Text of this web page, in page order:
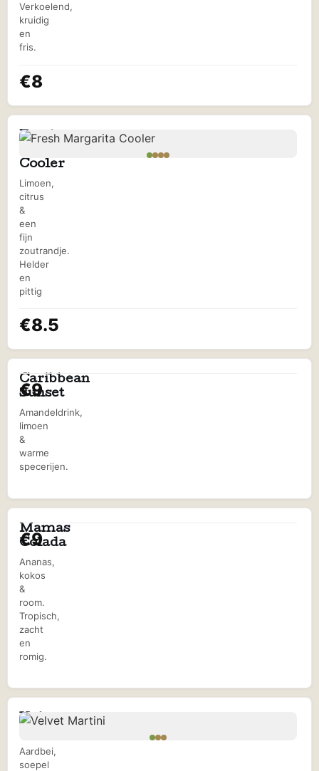
Verkoelend,
kruidig
en
fris.
€8
Fresh
Cooler
Limoen,
citrus
&
een
fijn
zoutrandje.
Helder
en
pittig
€8.5
Caribbean
Sunset
Amandeldrink,
limoen
&
warme
specerijen.
€9
Mamas
Colada
Ananas,
kokos
&
room.
Tropisch,
zacht
en
romig.
€9
Velvet
Aardbei,
soepel